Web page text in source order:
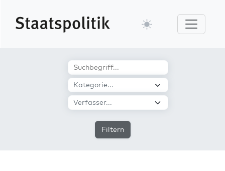
Filtern